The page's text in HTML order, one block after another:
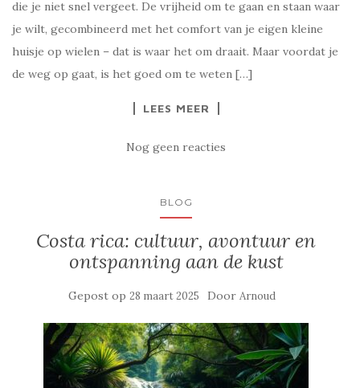
die je niet snel vergeet. De vrijheid om te gaan en staan waar
je wilt, gecombineerd met het comfort van je eigen kleine
huisje op wielen – dat is waar het om draait. Maar voordat je
de weg op gaat, is het goed om te weten […]
LEES MEER
Nog geen reacties
BLOG
Costa rica: cultuur, avontuur en
ontspanning aan de kust
Gepost op 28 maart 2025 Door Arnoud